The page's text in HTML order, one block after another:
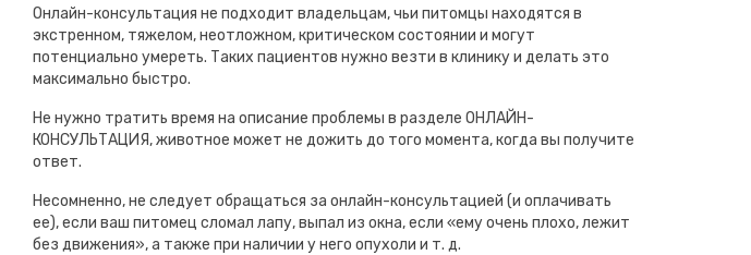
Онлайн-консультация не подходит владельцам, чьи питомцы находятся в
экстренном, тяжелом, неотложном, критическом состоянии и могут
потенциально умереть. Таких пациентов нужно везти в клинику и делать это
максимально быстро.
Не нужно тратить время на описание проблемы в разделе ОНЛАЙН-
КОНСУЛЬТАЦИЯ, животное может не дожить до того момента, когда вы получите
ответ.
Несомненно, не следует обращаться за онлайн-консультацией (и оплачивать
ее), если ваш питомец сломал лапу, выпал из окна, если «ему очень плохо, лежит
без движения», а также при наличии у него опухоли и т. д.